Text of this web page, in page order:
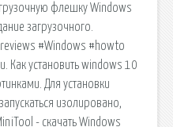
флешку Windows
загрузочного.
#Windows #howto
Как установить windows 10
Для установки
изолировано,
- скачать Windows